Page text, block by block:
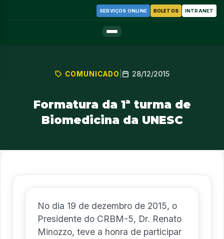
SERVIÇOS ONLINE BOLETOS INTRANET
COMUNICADO 28/12/2015
Formatura da 1ª turma de
Biomedicina da UNESC
No dia 19 de dezembro de 2015, o
Presidente do CRBM-5, Dr. Renato
Minozzo, teve a honra de participar